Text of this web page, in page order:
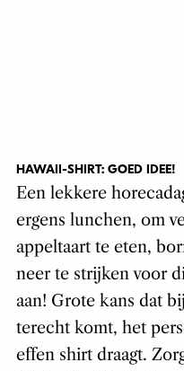
HAWAII-SHIRT: GOED IDEE!
Een lekkere
ergens lunchen, om
appeltaart te eten,
neer te strijken voor
aan! Grote kans dat
terecht komt, het
effen shirt draagt.